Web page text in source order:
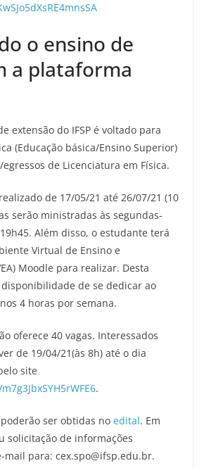
o ensino de
a plataforma
extensão do IFSP é voltado para
(Educação básica/Ensino Superior)
de Licenciatura em Física.
de 17/05/21 até 26/07/21 (10
serão ministradas às segundas-
Além disso, o estudante terá
Virtual de Ensino e
Moodle para realizar. Desta
de se dedicar ao
4 horas por semana.
oferece 40 vagas. Interessados
de 19/04/21(às 8h) até o dia
site
.
ser obtidas no edital. Em
solicitação de informações
mail para: cex.spo@ifsp.edu.br.